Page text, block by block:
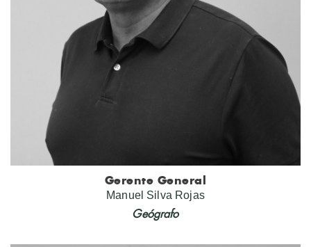
Gerente General
Manuel Silva Rojas
Geógrafo